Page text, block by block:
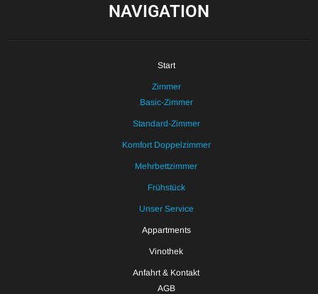
NAVIGATION
Start
Zimmer
Basic-Zimmer
Standard-Zimmer
Komfort Doppelzimmer
Mehrbettzimmer
Frühstück
Unser Service
Appartments
Vinothek
Anfahrt & Kontakt
AGB